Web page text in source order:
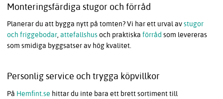
Monteringsfärdiga stugor och förråd
Planerar du att bygga nytt på tomten? Vi har ett urval avstugor
och friggebodar, attefallshusoch praktiska förråd som levereras
som smidiga byggsatser av hög kvalitet.
Personlig service och trygga köpvillkor
På Hemfint.se hittar du inte bara ett brett sortiment till